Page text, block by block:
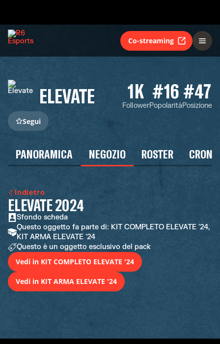
Co-streaming
ELEVATE 1K
Follower
#16
Popolarità
#47
Posizione
Segui
PANORAMICA NEGOZIO ROSTER
Indietro
ELEVATE 2024
Sfondo scheda
Questo oggetto fa parte di: KIT COMPLETO ELEVATE '24,
KIT ARMA ELEVATE '24
Questo è un oggetto esclusivo del pack
Vedi in KIT COMPLETO ELEVATE '24
Vedi in KIT ARMA ELEVATE '24